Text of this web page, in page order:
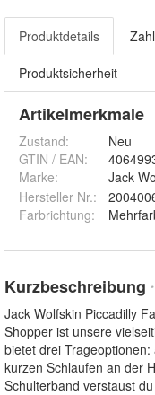
Produktdetails
Produktsicherheit
Artikelmerkmale
Zustand:
Neu
GTIN / EAN:
Marke:
Jack
Hersteller Nr.:
Farbrichtung:
Kurzbeschreibung *
Jack Wolfskin Piccadilly
Shopper ist unsere
bietet drei
kurzen Schlaufen an der
Schulterband verstaust